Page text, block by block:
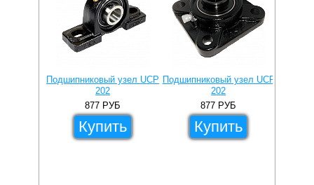
Подшипниковый узел UCP
202
877 РУБ
Купить
Подшипниковый узел UCF
202
877 РУБ
Купить